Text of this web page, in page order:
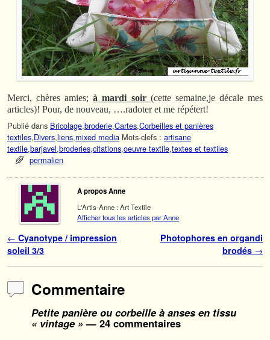
Merci, chères amies;à mardi soir (cette semaine,je décale mes
articles)! Pour, de nouveau, ….radoter et me répétert!
Publié dans Bricolage,broderie,Cartes,Corbeilles et panières
textiles,Divers,liens,mixed media Mots-clefs : artisane
textile,barjavel,broderies,citations,oeuvre textile,textes et textiles
permalien
A propos Anne
L'Artis-Anne : Art Textile
Afficher tous les articles par Anne
Navigation des articles
← Cyanotype / impression
soleil 3/3
Photophores en organdi
brodés →
Commentaire
Petite panière ou corbeille à anses en tissu
« vintage » — 24 commentaires